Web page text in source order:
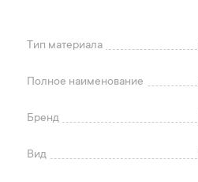
Тип материала
Полное наименование
Бренд
Вид